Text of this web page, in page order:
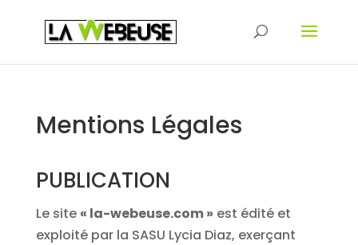
Mentions Légales
PUBLICATION
Le site « la-webeuse.com » est édité et
exploité par la SASU Lycia Diaz, exerçant